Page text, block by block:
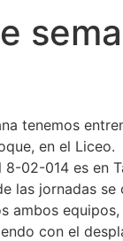
tenemos
en el Liceo.
02-014 es en
las jornadas
ambos
con el